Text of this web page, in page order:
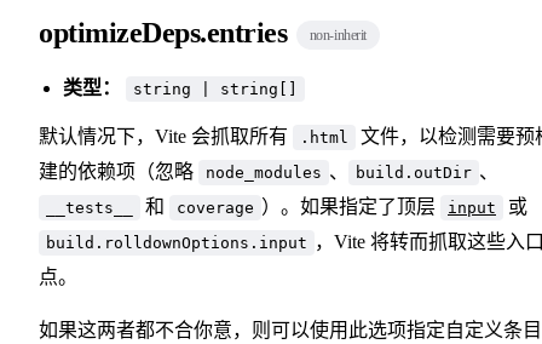
optimizeDeps.entries non-inherit
类型： string | string[]
默认情况下，Vite 会抓取所有 .html
文件，以检测需要预
建的依赖项（忽略
node_modules 、 build.outDir 、
__tests__ 和 coverage ）。如果指定了顶层 input 或
build.rolldownOptions.input ，Vite 将转而抓取这些入
点。
如果这两者都不合你意，则可以使用此选项指定自定义条目